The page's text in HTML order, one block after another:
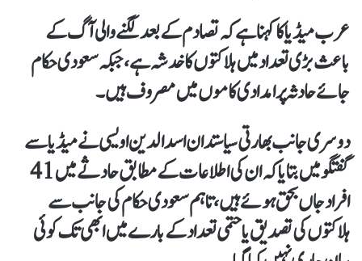
عرب میڈیا کا کہنا ہے کہ تصادم کے بعد لگنے والی آگ کے
باعث بڑی تعداد میں ہلاکتوں کا خدشہ ہے، جبکہ سعودی حکام
جائے حادثہ پر امدادی کاموں میں مصروف ہیں۔
دوسری جانب بھارتی سیاستدان اسدالدین اویسی نے میڈیا سے
گفتگو میں بتایا کہ ان کی اطلاعات کے مطابق حادثے میں 41
افراد جاں بحق ہوئے ہیں، تاہم سعودی حکام کی جانب سے
ہلاکتوں کی تصدیق یا حتمی تعداد کے بارے میں ابھی تک کوئی